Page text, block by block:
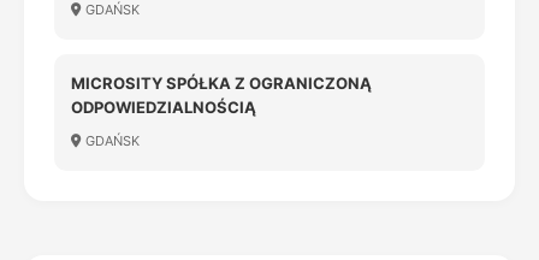
GDAŃSK
MICROSITY SPÓŁKA Z OGRANICZONĄ
ODPOWIEDZIALNOŚCIĄ
GDAŃSK